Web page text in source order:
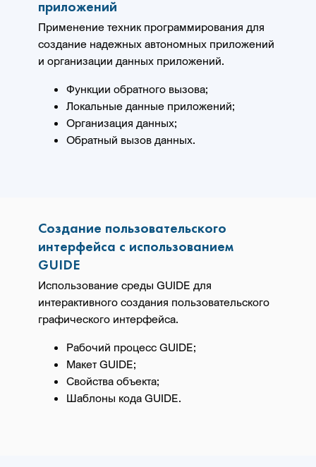
приложений
Применение техник программирования для
создание надежных автономных приложений
и организации данных приложений.
Функции обратного вызова;
Локальные данные приложений;
Организация данных;
Обратный вызов данных.
Создание пользовательского
интерфейса с использованием
GUIDE
Использование среды GUIDE для
интерактивного создания пользовательского
графического интерфейса.
Рабочий процесс GUIDE;
Макет GUIDE;
Свойства объекта;
Шаблоны кода GUIDE.